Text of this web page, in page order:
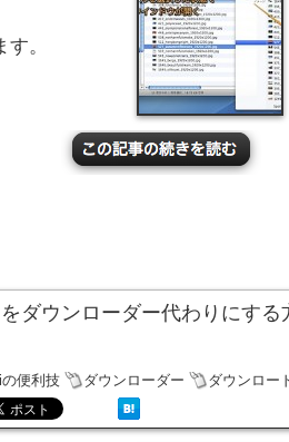
。
ダウンローダー代わりにする
便利技 ダウンローダー ダウンロー